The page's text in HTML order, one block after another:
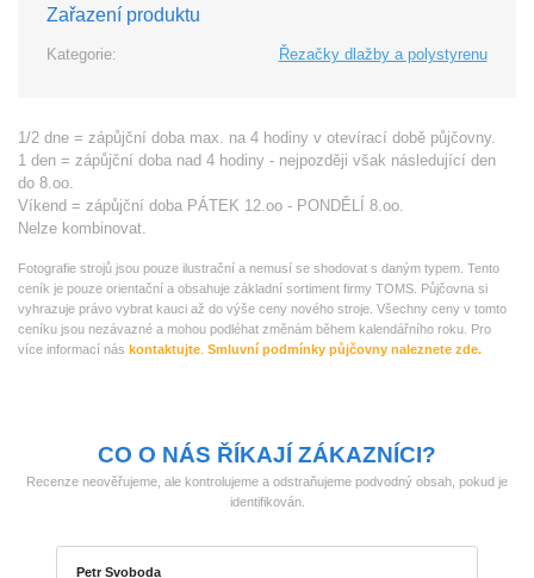
Zařazení produktu
Kategorie: Řezačky dlažby a polystyrenu
1/2 dne = zápůjční doba max. na 4 hodiny v otevírací době půjčovny.
1 den = zápůjční doba nad 4 hodiny - nejpozději však následující den
do 8.oo.
Víkend = zápůjční doba PÁTEK 12.oo - PONDĚLÍ 8.oo.
Nelze kombinovat.
Fotografie strojů jsou pouze ilustrační a nemusí se shodovat s daným typem. Tento
ceník je pouze orientační a obsahuje základní sortiment firmy TOMS. Půjčovna si
vyhrazuje právo vybrat kauci až do výše ceny nového stroje. Všechny ceny v tomto
ceníku jsou nezávazné a mohou podléhat změnám během kalendářního roku. Pro
více informací nás kontaktujte Smluvní podmínky půjčovny naleznete zde.
CO O NÁS ŘÍKAJÍ ZÁKAZNÍCI?
Recenze neověřujeme, ale kontrolujeme a odstraňujeme podvodný obsah, pokud je
identifikován.
Petr Svoboda